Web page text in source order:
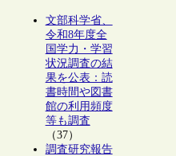
文部科学省、
令和8年度全
国学力・学習
状況調査の結
果を公表：読
書時間や図書
館の利用頻度
等も調査
（37）
調査研究報告